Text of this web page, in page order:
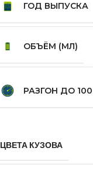
ГОД ВЫПУСКА
ОБЪЁМ (МЛ)
РАЗГОН ДО 100
ЦВЕТА КУЗОВА